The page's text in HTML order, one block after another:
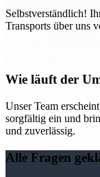
Selbstverständlich!
Transports über uns
Wie läuft der
Unser Team
sorgfältig ein und
und zuverlässig.
Alle Fragen